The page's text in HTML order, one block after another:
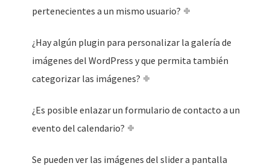
pertenecientes a un mismo usuario?
¿Hay algún plugin para personalizar la galería de
imágenes del WordPress y que permita también
categorizar las imágenes?
¿Es posible enlazar un formulario de contacto a un
evento del calendario?
Se pueden ver las imágenes del slider a pantalla